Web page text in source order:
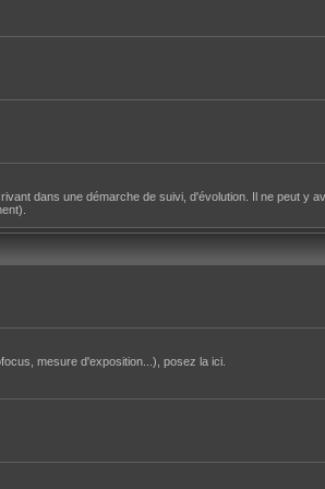
dans une démarche de suivi, d'évolution. Il ne peut y
mesure d'exposition...), posez la ici.